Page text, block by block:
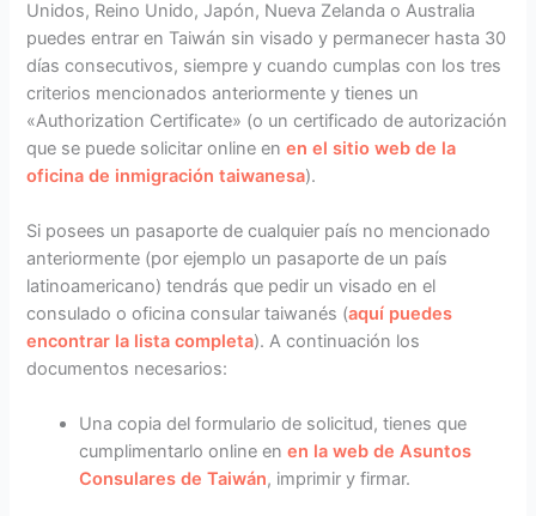
Unidos, Reino Unido, Japón, Nueva Zelanda o Australia
puedes entrar en Taiwán sin visado y permanecer hasta 30
días consecutivos, siempre y cuando cumplas con los tres
criterios mencionados anteriormente y tienes un
«Authorization Certificate» (o un certificado de autorización
que se puede solicitar online enen el sitio web de la
oficina de inmigración taiwanesa).
Si posees un pasaporte de cualquier país no mencionado
anteriormente (por ejemplo un pasaporte de un país
latinoamericano) tendrás que pedir un visado en el
consulado o oficina consular taiwanés (aquí puedes
encontrar la lista completa). A continuación los
documentos necesarios:
Una copia del formulario de solicitud, tienes que
cumplimentarlo online enen la web de Asuntos
Consulares de Taiwán, imprimir y firmar.